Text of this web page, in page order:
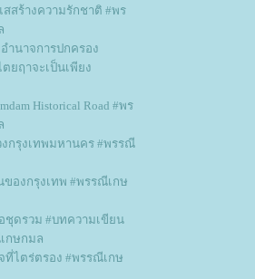
สสร้างความรักชาติ #พร
ำนาจการปกครอง
ยฤาจะเป็นเพียง
Historical Road #พร
งกรุงเทพมหานคร #พรรณี
ของกรุงเทพ #พรรณีเกษ
ชุดรวม #บทความเขียน
กษกมล
ที่ไตร่ตรอง #พรรณีเกษ